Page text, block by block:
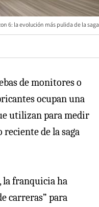
6: la evolución más pulida de la saga
de monitores o
ocupan una
utilizan para medir
de la saga
la franquicia ha
carreras” para